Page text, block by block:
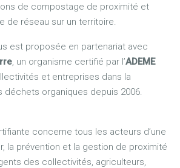
de compostage de proximité et
de réseau sur un territoire.
est proposée en partenariat avec
, un organisme certifié par l’ADEME
et entreprises dans la
déchets organiques depuis 2006.
concerne tous les acteurs d’une
la prévention et la gestion de proximité
des collectivités, agriculteurs,